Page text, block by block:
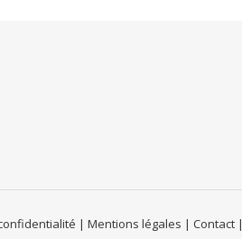
| Mentions légales | Contact |